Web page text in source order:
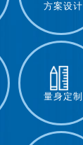
方案设计
量身定制